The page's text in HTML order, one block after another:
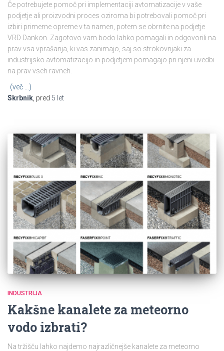
Če potrebujete pomoč pri implementaciji avtomatizacije v vaše
podjetje ali proizvodni proces oziroma bi potrebovali pomoč pri
izbiri primerne opreme v ta namen, potem se obrnite na podjetje
VRD Dankon. Zagotovo vam bodo lahko pomagali in odgovorili na
prav vsa vprašanja, ki vas zanimajo, saj so strokovnjaki za
industrijsko avtomatizacijo in podjetjem pomagajo pri njeni uvedbi
na prav vseh ravneh.
(več …)
Skrbnik , pred 5 let
INDUSTRIJA
Kakšne kanalete za meteorno
vodo izbrati?
Na tržišču lahko najdemo najrazličnejše kanalete za meteorno